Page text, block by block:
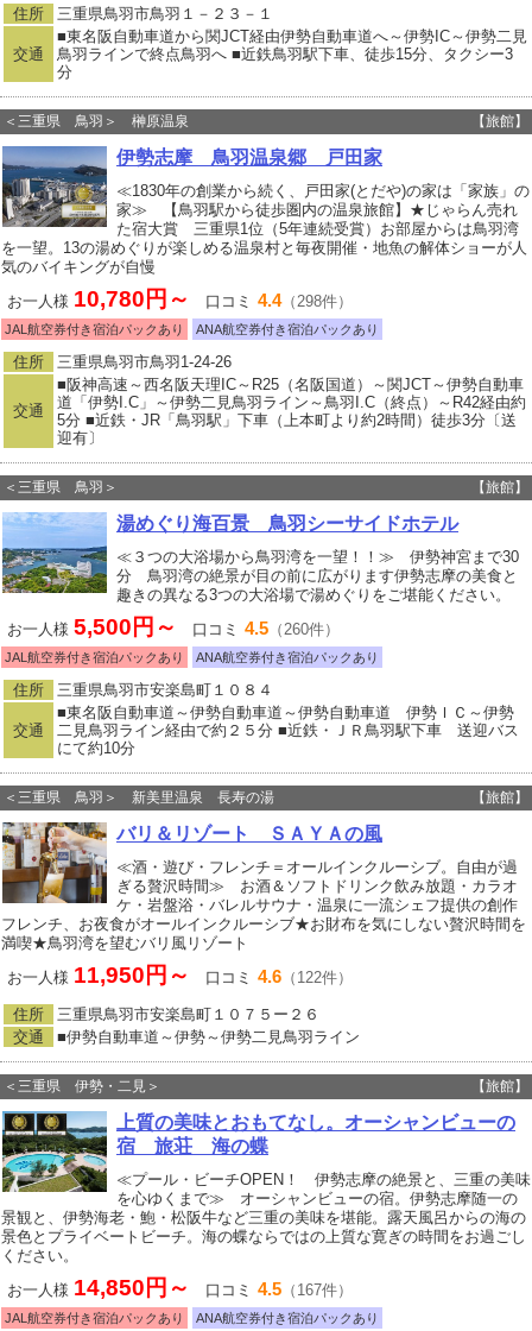
住所 三重県鳥羽市鳥羽１－２３－１
交通
■東名阪自動車道から関JCT経由伊勢自動車道へ～伊勢IC～伊勢二見
鳥羽ラインで終点鳥羽へ ■近鉄鳥羽駅下車、徒歩15分、タクシー3
分
＜三重県 鳥羽＞ 榊原温泉 【旅館】
伊勢志摩 鳥羽温泉郷 戸田家
≪1830年の創業から続く、戸田家(とだや)の家は「家族」の
家≫ 【鳥羽駅から徒歩圏内の温泉旅館】★じゃらん売れ
た宿大賞 三重県1位（5年連続受賞）お部屋からは鳥羽湾
を一望。13の湯めぐりが楽しめる温泉村と毎夜開催・地魚の解体ショーが人
気のバイキングが自慢
お一人様 10,780円～ 口コミ 4.4（298件）
JAL航空券付き宿泊パックあり ANA航空券付き宿泊パックあり
住所 三重県鳥羽市鳥羽1-24-26
交通
■阪神高速～西名阪天理IC～R25（名阪国道）～関JCT～伊勢自動車
道「伊勢I.C」～伊勢二見鳥羽ライン～鳥羽I.C（終点）～R42経由約
5分 ■近鉄・JR「鳥羽駅」下車（上本町より約2時間）徒歩3分〔送
迎有〕
＜三重県 鳥羽＞ 【旅館】
湯めぐり海百景 鳥羽シーサイドホテル
≪３つの大浴場から鳥羽湾を一望！！≫ 伊勢神宮まで30
分 鳥羽湾の絶景が目の前に広がります伊勢志摩の美食と
趣きの異なる3つの大浴場で湯めぐりをご堪能ください。
お一人様 5,500円～ 口コミ 4.5 （260件）
JAL航空券付き宿泊パックあり ANA航空券付き宿泊パックあり
住所 三重県鳥羽市安楽島町１０８４
交通
■東名阪自動車道～伊勢自動車道～伊勢自動車道 伊勢ＩＣ～伊勢
二見鳥羽ライン経由で約２５分 ■近鉄・ＪＲ鳥羽駅下車 送迎バス
にて約10分
＜三重県 鳥羽＞ 新美里温泉 長寿の湯 【旅館】
バリ＆リゾート ＳＡＹＡの風
≪酒・遊び・フレンチ＝オールインクルーシブ。自由が過
ぎる贅沢時間≫ お酒＆ソフトドリンク飲み放題・カラオ
ケ・岩盤浴・バレルサウナ・温泉に一流シェフ提供の創作
フレンチ、お夜食がオールインクルーシブ★お財布を気にしない贅沢時間を
満喫★鳥羽湾を望むバリ風リゾート
お一人様 11,950円～ 口コミ 4.6 （122件）
住所
三重県鳥羽市安楽島町１０７５ー２６
交通
■伊勢自動車道～伊勢～伊勢二見鳥羽ライン
＜三重県 伊勢・二見＞ 【旅館】
上質の美味とおもてなし。オーシャンビューの
宿 旅荘 海の蝶
≪プール・ビーチOPEN！ 伊勢志摩の絶景と、三重の美味
を心ゆくまで≫ オーシャンビューの宿。伊勢志摩随一の
景観と、伊勢海老・鮑・松阪牛など三重の美味を堪能。露天風呂からの海の
景色とプライベートビーチ。海の蝶ならではの上質な寛ぎの時間をお過ごし
ください。
お一人様 14,850円～ 口コミ 4.5 （167件）
JAL航空券付き宿泊パックあり ANA航空券付き宿泊パックあり